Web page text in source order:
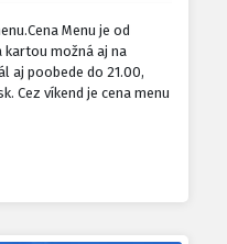
7
6,99 € 7,50 €
6,99 € /7,50 €
Menu je od
kartou možná aj na
aj poobede do 21.00,
Cez víkend je cena menu